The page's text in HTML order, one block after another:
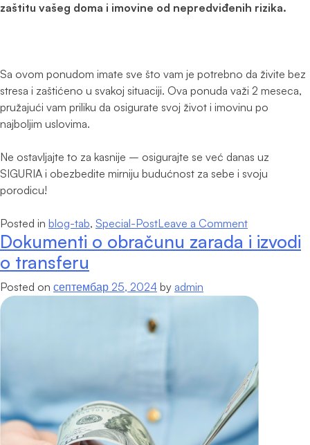
zaštitu vašeg doma i imovine od nepredviđenih rizika.
Sa ovom ponudom imate sve što vam je potrebno da živite bez
stresa i zaštićeno u svakoj situaciji. Ova ponuda važi 2 meseca,
pružajući vam priliku da osigurate svoj život i imovinu po
najboljim uslovima.
Ne ostavljajte to za kasnije – osigurajte se već danas uz
SIGURIA i obezbedite mirniju budućnost za sebe i svoju
porodicu!
Posted in blog-tab, Special-PostLeave a Commenton
SIGURIA
kompletnu
porodicu,
automobil
i
imovinu!
Dokumenti o obračunu zarada i izvodi
o transferu
Posted on септембар 25, 2024 by admin